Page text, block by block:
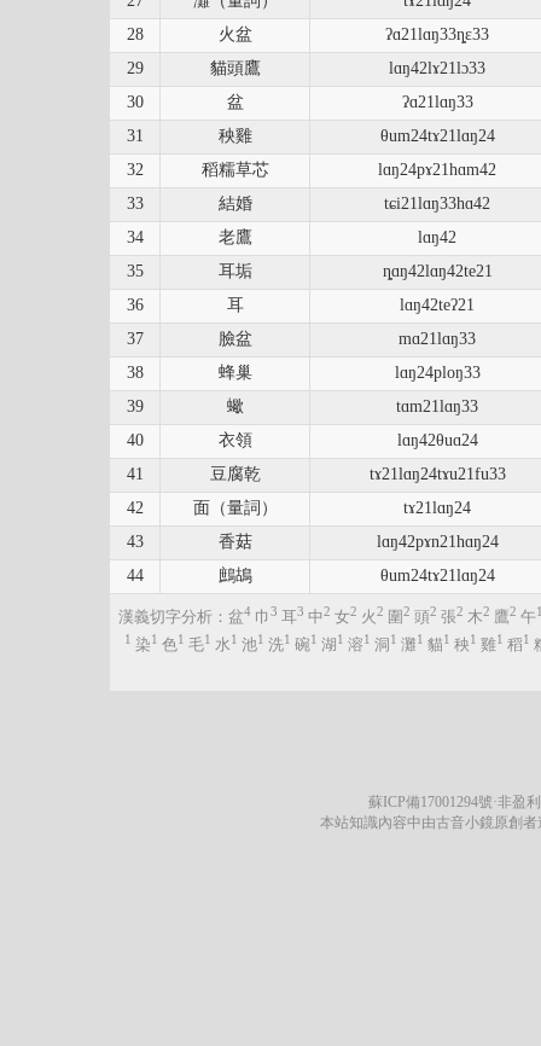
28
火盆
ʔɑ21lɑŋ33ȵɛ33
29
貓頭鷹
lɑŋ42lɤ21lɔ33
30
盆
ʔɑ21lɑŋ33
31
秧雞
θum24tɤ21lɑŋ24
32
稻糯草芯
lɑŋ24pɤ21hɑm42
33
結婚
tɕi21lɑŋ33hɑ42
34
老鷹
lɑŋ42
35
耳垢
ȵɑŋ42lɑŋ42te21
36
耳
lɑŋ42teʔ21
37
臉盆
mɑ21lɑŋ33
38
蜂巢
lɑŋ24ploŋ33
39
蠍
tɑm21lɑŋ33
40
衣領
lɑŋ42θuɑ24
41
豆腐乾
tɤ21lɑŋ24tɤu21fu33
42
面（量詞）
tɤ21lɑŋ24
43
香菇
lɑŋ42pɤn21hɑŋ24
44
鷓鴣 θum24tɤ21lɑŋ24
漢義切字分析：盆4巾 3 耳3 中2 女2 火2 圍2 頭2 張2 木2 鷹2 午
1 染1 色1 毛1 水1 池1 洗1 碗1 湖 1 溶1 洞 1 灘1 貓1 秧1 雞1 稻1
蘇ICP備17001294號·非盈
本站知識內容中由古音小鏡原創